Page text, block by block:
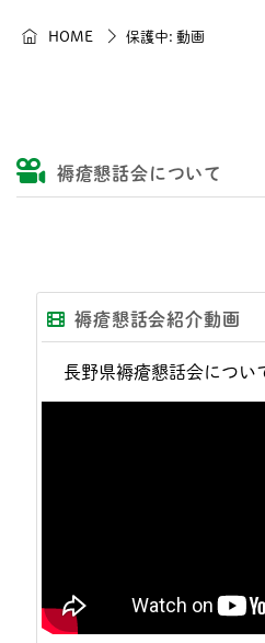
HOME 保護中: 動画
褥瘡懇話会について
褥瘡懇話会紹介動画
長野県褥瘡懇話会につい